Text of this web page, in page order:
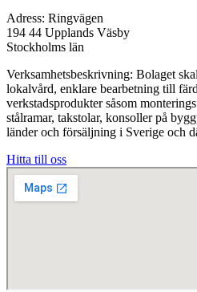
Adress: Ringvägen
194 44 Upplands Väsby
Stockholms län
Verksamhetsbeskrivning: Bolaget
lokalvård, enklare bearbetning till
verkstadsprodukter såsom
stålramar, takstolar, konsoller på
länder och försäljning i Sverige och
Hitta till oss